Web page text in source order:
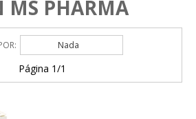
MS PHARMA
Nada
Página 1/1